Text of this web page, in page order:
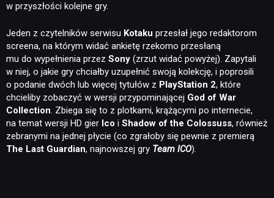
w przyszłości kolejne gry.
Jeden z czytelników serwisu Kotaku przesłał jego redaktorom
screena, na którym widać ankietę rzekomo przesłaną
mu do wypełnienia przez Sony (zrzut widać powyżej). Zapytali
w niej, o jakie gry chciałby uzupełnić swoją kolekcję, i poprosili
o podanie dwóch lub więcej tytułów z PlayStation 2, które
chcieliby zobaczyć w wersji przypominającej God of War
Collection. Zbiega się to z plotkami, krążącymi po internecie,
na temat wersji HD gier Ico i Shadow of the Colossuss, również
zebranymi na jednej płycie (co zgrałoby się pewnie z premierą
The Last Guardian, najnowszej gry Team ICO).